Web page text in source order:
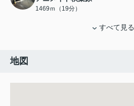
1469ｍ（19分）
すべて見る
地図